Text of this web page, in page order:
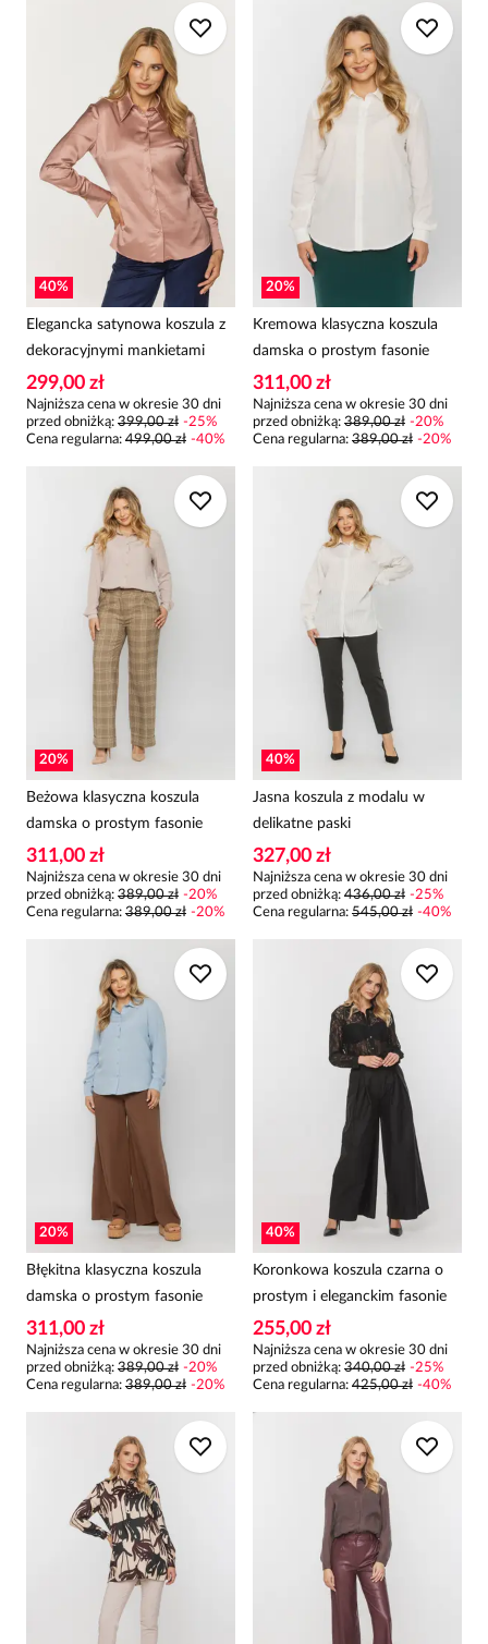
40%
Elegancka satynowa koszula z
dekoracyjnymi mankietami
299,00 zł
Najniższa cena w okresie 30 dni
przed obniżką: 399,00 zł -25%
Cena regularna: 499,00 zł -40%
20%
Kremowa klasyczna koszula
damska o prostym fasonie
311,00 zł
Najniższa cena w okresie 30 dni
przed obniżką: 389,00 zł -20%
Cena regularna: 389,00 zł -20%
20%
Beżowa klasyczna koszula
damska o prostym fasonie
311,00 zł
Najniższa cena w okresie 30 dni
przed obniżką: 389,00 zł -20%
Cena regularna: 389,00 zł -20%
40%
Jasna koszula z modalu w
delikatne paski
327,00 zł
Najniższa cena w okresie 30 dni
przed obniżką: 436,00 zł -25%
Cena regularna: 545,00 zł -40%
20%
Błękitna klasyczna koszula
damska o prostym fasonie
311,00 zł
Najniższa cena w okresie 30 dni
przed obniżką: 389,00 zł -20%
Cena regularna: 389,00 zł -20%
40%
Koronkowa koszula czarna o
prostym i eleganckim fasonie
255,00 zł
Najniższa cena w okresie 30 dni
przed obniżką: 340,00 zł -25%
Cena regularna: 425,00 zł -40%